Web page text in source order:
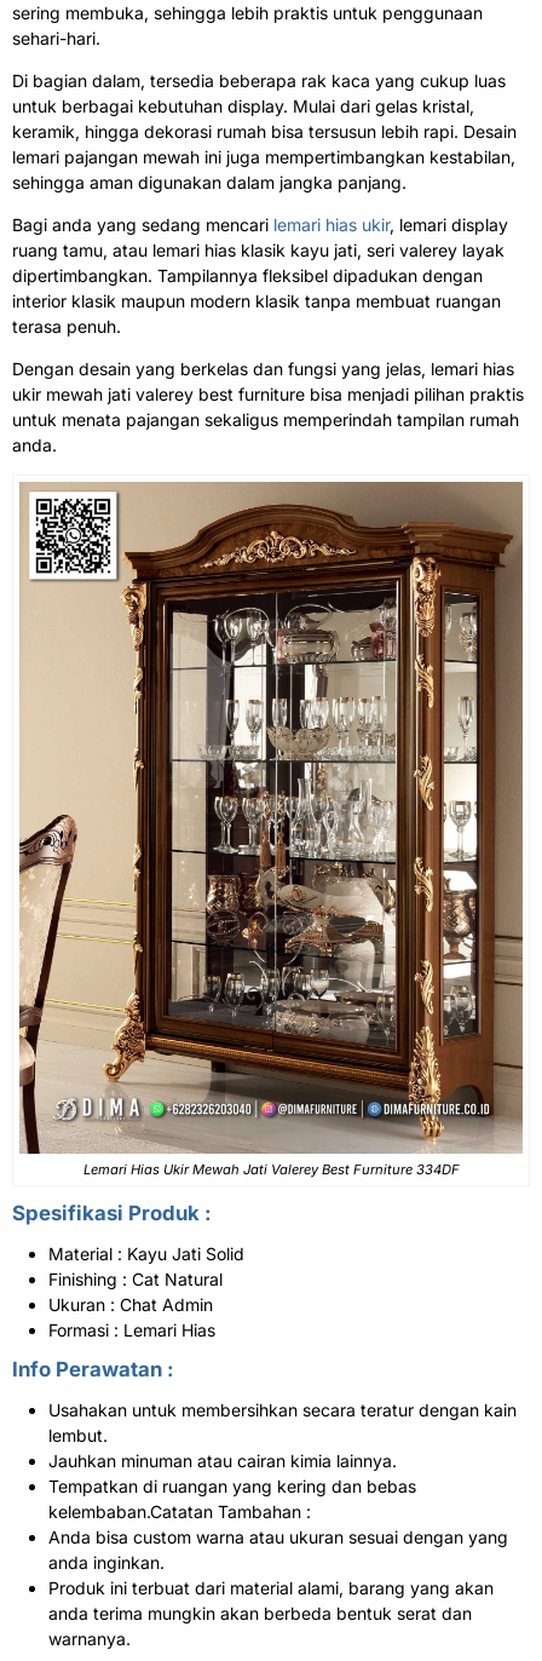
sering membuka, sehingga lebih praktis untuk penggunaan
sehari-hari.
Di bagian dalam, tersedia beberapa rak kaca yang cukup luas
untuk berbagai kebutuhan display. Mulai dari gelas kristal,
keramik, hingga dekorasi rumah bisa tersusun lebih rapi. Desain
lemari pajangan mewah ini juga mempertimbangkan kestabilan,
sehingga aman digunakan dalam jangka panjang.
Bagi anda yang sedang mencari lemari hias ukir, lemari display
ruang tamu, atau lemari hias klasik kayu jati, seri valerey layak
dipertimbangkan. Tampilannya fleksibel dipadukan dengan
interior klasik maupun modern klasik tanpa membuat ruangan
terasa penuh.
Dengan desain yang berkelas dan fungsi yang jelas, lemari hias
ukir mewah jati valerey best furniture bisa menjadi pilihan praktis
untuk menata pajangan sekaligus memperindah tampilan rumah
anda.
Lemari Hias Ukir Mewah Jati Valerey Best Furniture 334DF
Spesifikasi Produk :
Material : Kayu Jati Solid
Finishing : Cat Natural
Ukuran : Chat Admin
Formasi : Lemari Hias
Info Perawatan :
Usahakan untuk membersihkan secara teratur dengan kain
lembut.
Jauhkan minuman atau cairan kimia lainnya.
Tempatkan di ruangan yang kering dan bebas
kelembaban.Catatan Tambahan :
Anda bisa custom warna atau ukuran sesuai dengan yang
anda inginkan.
Produk ini terbuat dari material alami, barang yang akan
anda terima mungkin akan berbeda bentuk serat dan
warnanya.